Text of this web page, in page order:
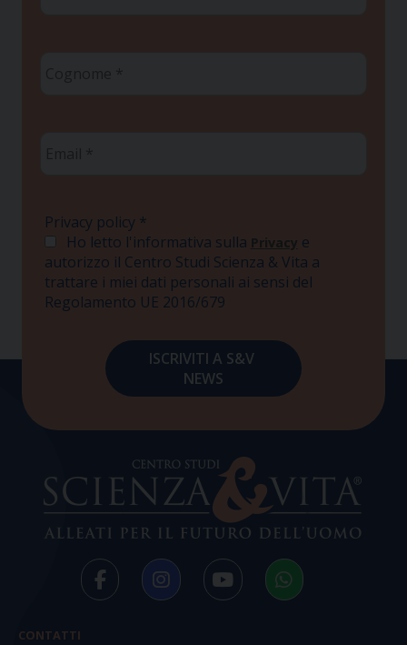
Privacy policy *
Ho letto l'informativa sulla Privacy e
autorizzo il Centro Studi Scienza & Vita a
trattare i miei dati personali ai sensi del
Regolamento UE 2016/679
CONTATTI